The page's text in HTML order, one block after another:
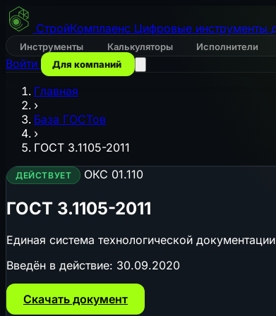
СтройКомплаенс Цифровые инструменты
Инструменты Калькуляторы Исполнители
Войти Для компаний
Главная
›
База ГОСТов
›
ГОСТ 3.1105-2011
ДЕЙСТВУЕТ ОКС 01.110
ГОСТ 3.1105-2011
Единая система технологической
Введён в действие: 30.09.2020
Скачать документ